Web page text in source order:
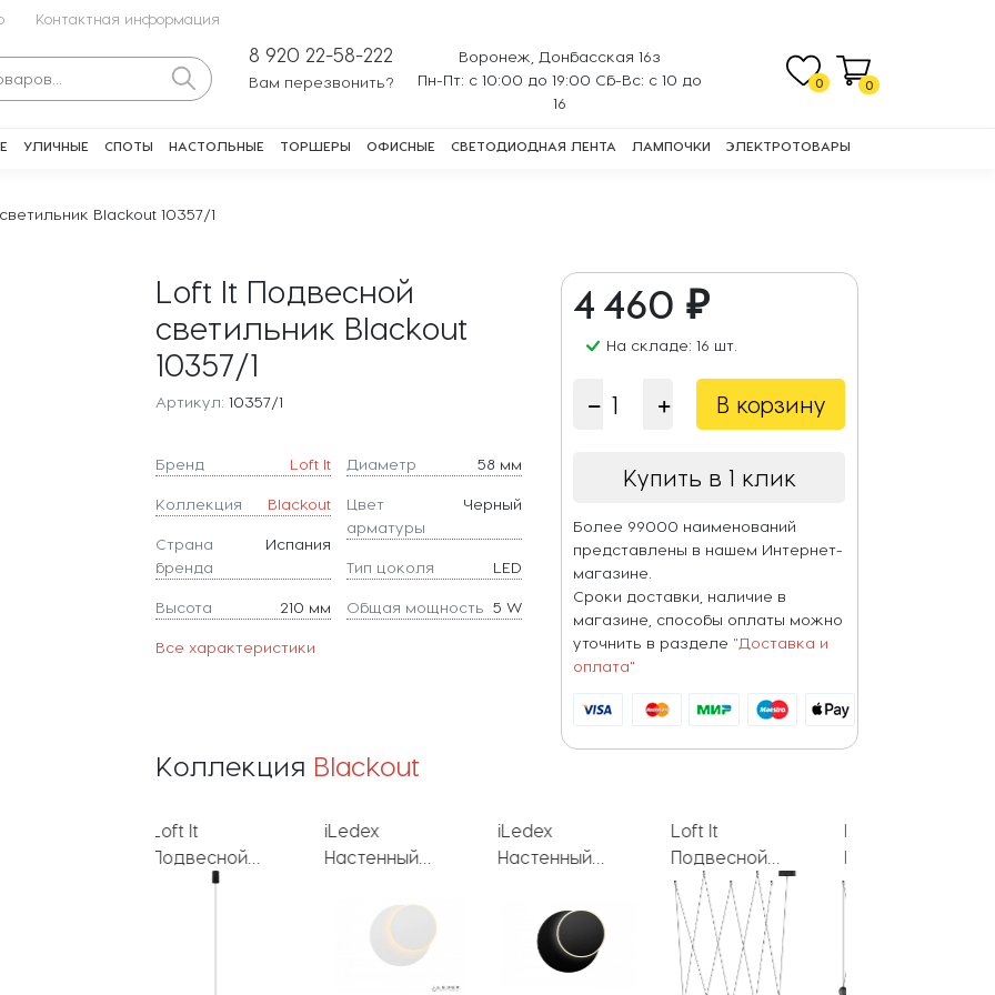
Контактная информация
8 920 22-58-222
Вам перезвонить?
Воронеж, Донбасская 16з
Пн-Пт: с 10:00 до 19:00 Сб-Вс: с 10 до
16
0 0
УЛИЧНЫЕ СПОТЫ НАСТОЛЬНЫЕ ТОРШЕРЫ ОФИСНЫЕ СВЕТОДИОДНАЯ ЛЕНТА ЛАМПОЧКИ ЭЛЕКТРОТОВАРЫ
Blackout 10357/1
Loft It Подвесной
светильник Blackout
10357/1
Артикул: 10357/1
Бренд Loft It
Коллекция Blackout
Страна
бренда
Испания
Высота 210 мм
Диаметр 58 мм
Цвет
арматуры
Черный
Тип цоколя LED
Общая мощность 5 W
Все характеристики
4 460 ₽
На складе: 16 шт.
В корзину
Купить в 1 клик
Более 99000 наименований
представлены в нашем Интернет-
магазине.
Сроки доставки, наличие в
магазине, способы оплаты можно
уточнить в разделе "Доставка и
оплата"
Коллекция Blackout
iLedex
Настенный
светильник
iLedex
Настенный
Blackout
WLB8272 BK
Loft It
Подвесной
Blackout
10357/5
Loft It
Подвесной
светильник
Blackout
10357/10